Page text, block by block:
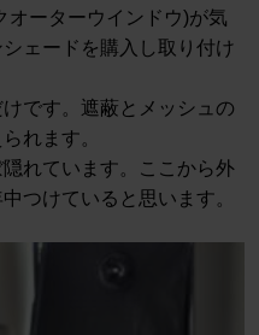
オーターウインドウ)が気
ェードを購入し取り付け
です。遮蔽とメッシュの
れます。
れています。ここから外
つけていると思います。